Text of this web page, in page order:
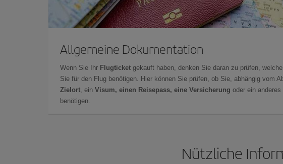
Allgemeine Dokumentation
Wenn Sie Ihr Flugticket gekauft haben, denken Sie daran zu prüfen,
Sie für den Flug benötigen. Hier können Sie prüfen, ob Sie, abhängig vom
Zielort, ein Visum, einen Reisepass, eine Versicherung oder ein
benötigen.
Nützliche